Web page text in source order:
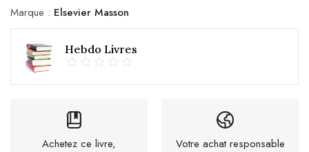
Marque : Elsevier Masson
Hebdo Livres
Achetez ce livre,
Votre achat responsable